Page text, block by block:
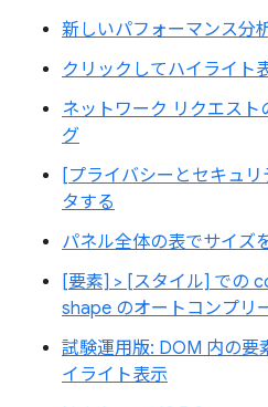
新しいパフォーマンス分
クリックしてハイライト
ネットワーク リクエス
グ
[プライバシーとセキュ
タする
パネル全体の表でサイズ
[要素] > [スタイル] での
shape のオートコンプリ
試験運用版: DOM 内の要
イライト表示